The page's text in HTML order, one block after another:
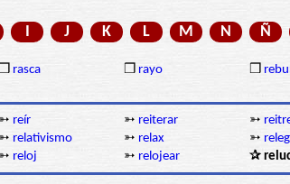
I J K L M N Ñ
rasca ❒ rayo ❒
➳ reír ➳ reiterar ➳
➳ relativismo ➳ relax ➳
➳ reloj ➳ relojear ✰